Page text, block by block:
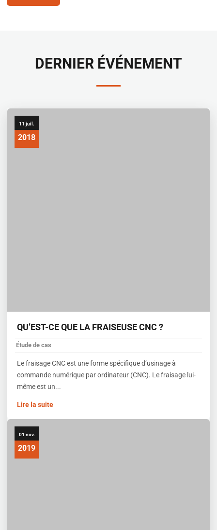
DERNIER ÉVÉNEMENT
QU’EST-CE QUE LA FRAISEUSE CNC ?
11 juil.
2018
Étude de cas
Le fraisage CNC est une forme spécifique d’usinage à
commande numérique par ordinateur (CNC). Le fraisage lui-
même est un...
Lire la suite
01 nov.
2019